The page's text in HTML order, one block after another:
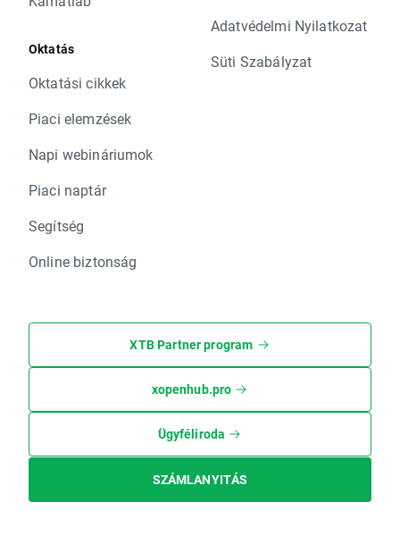
Oktatás
Oktatási cikkek
Piaci elemzések
Napi webináriumok
Piaci naptár
Segítség
Online biztonság
Adatvédelmi Nyilatkozat
Süti Szabályzat
XTB Partner program
xopenhub.pro
Ügyféliroda
SZÁMLANYITÁS